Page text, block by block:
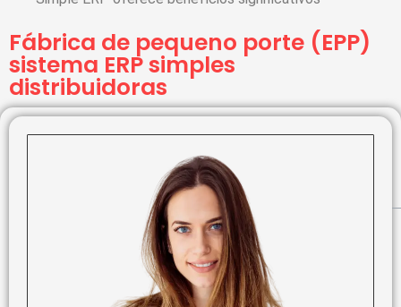
Fábrica de pequeno porte (EPP)
sistema ERP simples
distribuidoras